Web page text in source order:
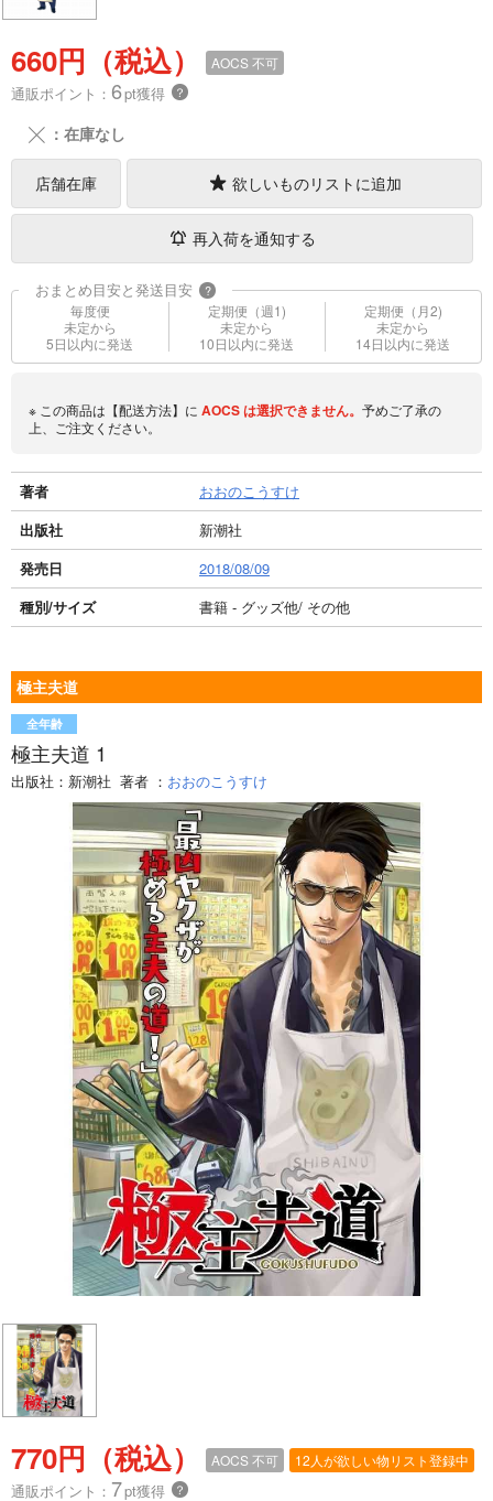
660円（税込） AOCS不可
通販ポイント： 6pt獲得 ？
╳ ：在庫なし
店舗在庫 欲しいものリストに追加
再入荷を通知する
おまとめ目安と発送目安 ?
毎度便
未定から
5日以内に発送
定期便（週1)
未定から
10日以内に発送
定期便（月2)
未定から
14日以内に発送
※ この商品は【配送方法】に AOCSは選択できません。 予めご了承の
上、ご注文ください。
著者
おおのこうすけ
出版社
新潮社
発売日
2018/08/09
種別/サイズ
書籍 - グッズ他/ その他
極主夫道
全年齢
極主夫道 1
出版社： 新潮社 著者 ： おおのこうすけ
770円（税込） AOCS不可 12人が欲しい物リスト登録中
通販ポイント： 7pt獲得 ？